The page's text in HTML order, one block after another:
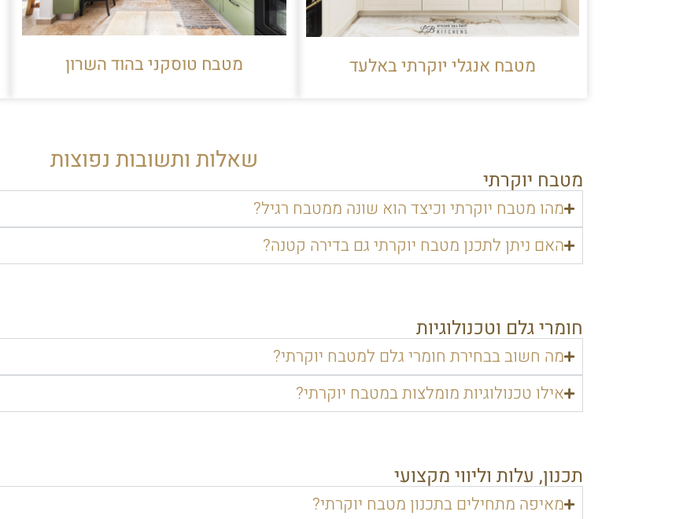
מטבח אנגלי יוקרתי באלעד מטבח טוסקני בהוד השרון
שאלות ותשובות נפוצות
מטבח יוקרתי
מהו מטבח יוקרתי וכיצד הוא שונה ממטבח רגיל?
האם ניתן לתכנן מטבח יוקרתי גם בדירה קטנה?
חומרי גלם וטכנולוגיות
מה חשוב בבחירת חומרי גלם למטבח יוקרתי?
אילו טכנולוגיות מומלצות במטבח יוקרתי?
תכנון, עלות וליווי מקצועי
מאיפה מתחילים בתכנון מטבח יוקרתי?